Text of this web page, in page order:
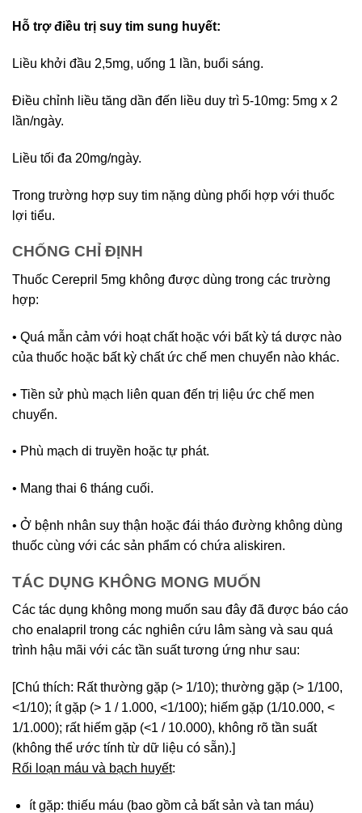
Hỗ trợ điều trị suy tim sung huyết:
Liều khởi đầu 2,5mg, uống 1 lần, buổi sáng.
Điều chỉnh liều tăng dần đến liều duy trì 5-10mg: 5mg x 2
lần/ngày.
Liều tối đa 20mg/ngày.
Trong trường hợp suy tim nặng dùng phối hợp với thuốc
lợi tiểu.
CHỐNG CHỈ ĐỊNH
Thuốc Cerepril 5mg không được dùng trong các trường
hợp:
• Quá mẫn cảm với hoạt chất hoặc với bất kỳ tá dược nào
của thuốc hoặc bất kỳ chất ức chế men chuyển nào khác.
• Tiền sử phù mạch liên quan đến trị liệu ức chế men
chuyển.
• Phù mạch di truyền hoặc tự phát.
• Mang thai 6 tháng cuối.
• Ở bệnh nhân suy thận hoặc đái tháo đường không dùng
thuốc cùng với các sản phẩm có chứa aliskiren.
TÁC DỤNG KHÔNG MONG MUỐN
Các tác dụng không mong muốn sau đây đã được báo cáo
cho enalapril trong các nghiên cứu lâm sàng và sau quá
trình hậu mãi với các tần suất tương ứng như sau:
[Chú thích: Rất thường gặp (> 1/10); thường gặp (> 1/100,
<1/10); ít gặp (> 1 / 1.000, <1/100); hiếm gặp (1/10.000, <
1/1.000); rất hiếm gặp (<1 / 10.000), không rõ tần suất
(không thể ước tính từ dữ liệu có sẵn).]
Rối loạn máu và bạch huyết:
ít gặp: thiếu máu (bao gồm cả bất sản và tan máu)